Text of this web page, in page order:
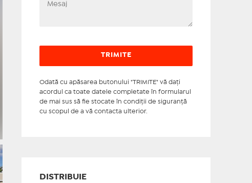
Odată cu apăsarea butonului "TRIMITE" vă daţi
acordul ca toate datele completate în formularul
de mai sus să fie stocate în condiţii de siguranţă
cu scopul de a vă contacta ulterior.
DISTRIBUIE